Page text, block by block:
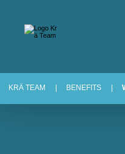
KRÄ TEAM BENEFITS